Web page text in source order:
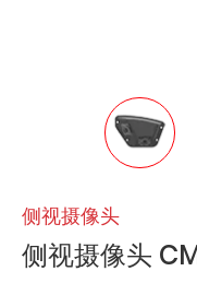
侧视摄像头
侧视摄像头